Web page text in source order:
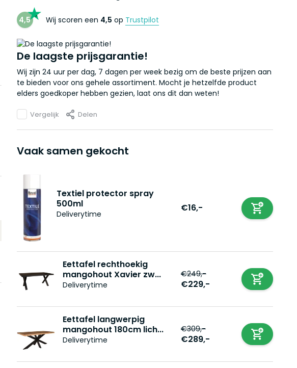
4,5 Wij scoren een 4,5 op Trustpilot
De laagste prijsgarantie!
Wij zijn 24 uur per dag, 7 dagen per week bezig om de beste prijzen aan
te bieden voor ons gehele assortiment. Mocht je hetzelfde product
elders goedkoper hebben gezien, laat ons dit dan weten!
Vergelijk Delen
Vaak samen gekocht
Textiel protector spray
500ml
Deliverytime
€16,-
Eettafel rechthoekig
mangohout Xavier zw...
Deliverytime
€249,-
€229,-
Eettafel langwerpig
mangohout 180cm lich...
Deliverytime
€309,-
€289,-